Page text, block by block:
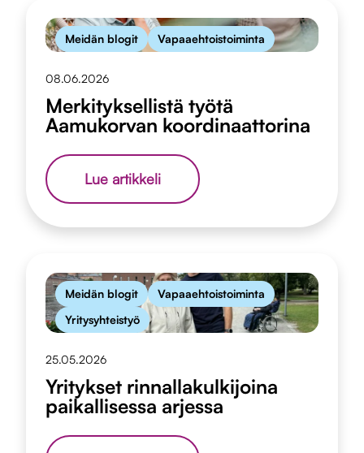
Meidän blogit Vapaaehtoistoiminta
08.06.2026
Merkityksellistä työtä
Aamukorvan koordinaattorina
Lue artikkeliMerkityksellistä
työtä
Aamukorvan
koordinaattorina
Meidän blogit
Vapaaehtoistoiminta
Yritysyhteistyö
25.05.2026
Yritykset rinnallakulkijoina
paikallisessa arjessa